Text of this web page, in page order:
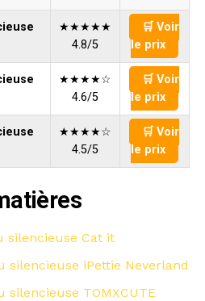
★★★★★
4.8/5
🛒 Voir
le prix
★★★★☆
4.6/5
🛒 Voir
le prix
★★★★☆
4.5/5
🛒 Voir
le prix
silencieuse Cat it
silencieuse iPettie Neverland
silencieuse TOMXCUTE